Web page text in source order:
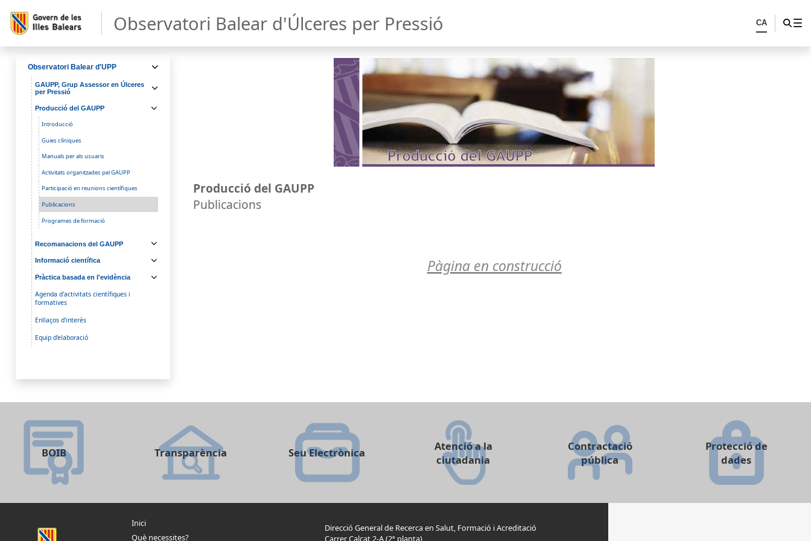
Observatori Balear d'Úlceres per Pressió CA
Observatori Balear d'UPP
GAUPP, Grup Assessor en Úlceres
per Pressió
Producció del GAUPP
Introducció
Guies clíniques
Manuals per als usuaris
Activitats organitzades pel GAUPP
Participació en reunions científiques
Publicacions
Programes de formació
Recomanacions del GAUPP
Informació científica
Pràctica basada en l'evidència
Agenda d'activitats científiques i
formatives
Enllaços d'interès
Equip d'elaboració
Producció del GAUPP
Publicacions
Pàgina en construcció
BOIB Transparència Seu Electrònica
Atenció a la
ciutadania
Contractació
pública
Protecció de
dades
Inici
Què necessites?
Direcció General de Recerca en Salut, Formació i Acreditació
Carrer Calçat 2-A (2ª planta)